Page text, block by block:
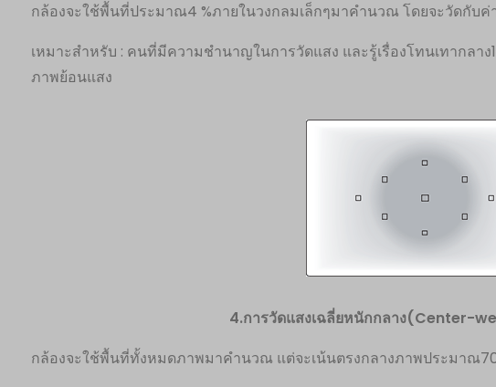
กล้องจะใช้พื้นที่ประมาณ4 %ภายในวงกลมเล็กๆมาคำนวณ โดยจะวัดกับค่
เหมาะสำหรับ : คนที่มีความชำนาญในการวัดแสง และรู้เรื่องโทนเทากลา
ภาพย้อนแสง
4.การวัดแสงเฉลี่ยหนักกลาง(Center-
กล้องจะใช้พื้นที่ทั้งหมดภาพมาคำนวณ แต่จะเน้นตรงกลางภาพประมาณ